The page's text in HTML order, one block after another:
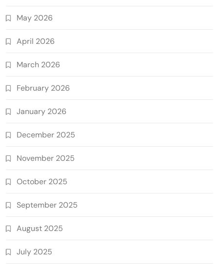
May 2026
April 2026
March 2026
February 2026
January 2026
December 2025
November 2025
October 2025
September 2025
August 2025
July 2025